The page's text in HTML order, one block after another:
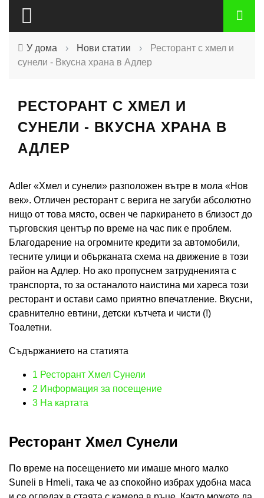
У дома › Нови статии ›
Ресторант с хмел и
сунели - Вкусна храна в Адлер
РЕСТОРАНТ С ХМЕЛ И
СУНЕЛИ - ВКУСНА ХРАНА В
АДЛЕР
Adler «Хмел и сунели» разположен вътре в мола «Нов
век». Отличен ресторант с верига не загуби абсолютно
нищо от това място, освен че паркирането в близост до
търговския център по време на час пик е проблем.
Благодарение на огромните кредити за автомобили,
тесните улици и обърканата схема на движение в този
район на Адлер. Но ако пропуснем затрудненията с
транспорта, то за останалото наистина ми хареса този
ресторант и остави само приятно впечатление. Вкусни,
сравнително евтини, детски кътчета и чисти (!)
Тоалетни.
Съдържанието на статията
1 Ресторант Хмел Сунели
2 Информация за посещение
3 На картата
Ресторант Хмел Сунели
По време на посещението ми имаше много малко
Suneli в Hmeli, така че аз спокойно избрах удобна маса